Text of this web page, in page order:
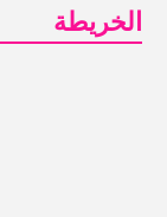
الخريطة